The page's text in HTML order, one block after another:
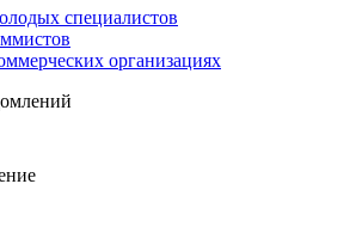
специалистов
организациях